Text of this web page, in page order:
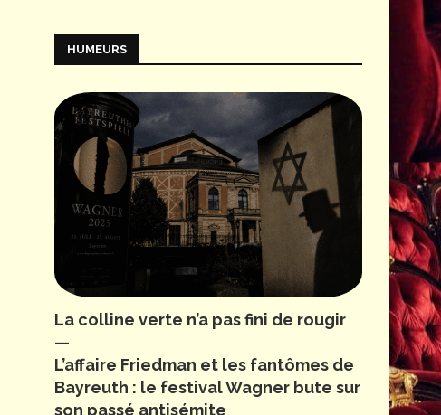
HUMEURS
La colline verte n’a pas fini de rougir
—
L’affaire Friedman et les fantômes de
Bayreuth : le festival Wagner bute sur
son passé antisémite